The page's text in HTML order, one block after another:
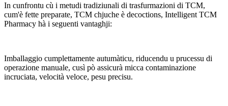
In cunfrontu cù i metudi tradiziunali di trasfurmazioni di TCM,
cum'è fette preparate, TCM chjuche è decoctions, Intelligent TCM
Pharmacy hà i seguenti vantaghji:
Imballaggio cumplettamente autumàticu, riducendu u prucessu di
operazione manuale, cusì pò assicurà micca contaminazione
incruciata, velocità veloce, pesu precisu.